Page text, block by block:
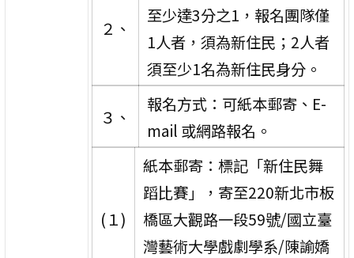
２、
至少達3分之1，報名團隊僅
1人者，須為新住民；2人者
須至少1名為新住民身分。
３、
報名方式：可紙本郵寄、E-
mail 或網路報名。
(１)
紙本郵寄：標記「新住民舞
蹈比賽」，寄至220新北市板
橋區大觀路一段59號/國立臺
灣藝術大學戲劇學系/陳諭嬌